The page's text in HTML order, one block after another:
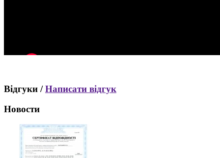
Відгуки /Написати відгук
Новости